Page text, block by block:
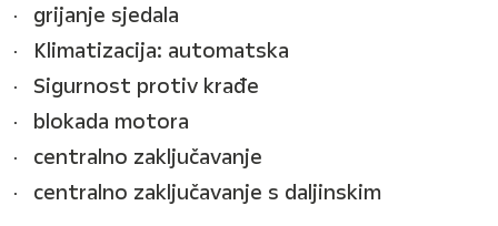
grijanje sjedala
Klimatizacija: automatska
Sigurnost protiv krađe
blokada motora
centralno zaključavanje
centralno zaključavanje s daljinskim